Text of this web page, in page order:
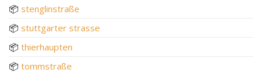
📦 stenglinstraße
📦 stuttgarter strasse
📦 thierhaupten
📦 tommstraße